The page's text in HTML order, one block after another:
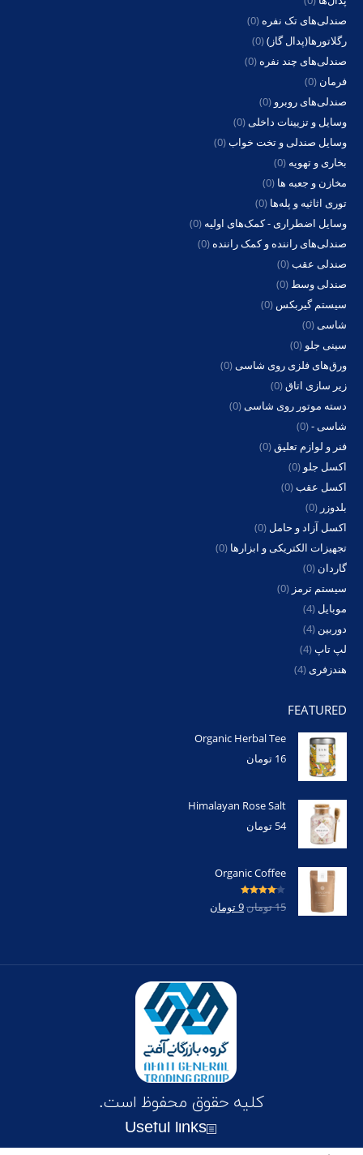
صندلی‌های تک نفره (0)
رگلاتورها(پدال گاز)(0)
صندلی‌های چند نفره (0)
فرمان (0)
صندلی‌های روبرو (0)
وسایل و تزیینات داخلی(0)
وسایل صندلی و تخت خواب(0)
بخاری و تهویه (0)
مخازن و جعبه ها (0)
توری اثاثیه و پله‌ها (0)
وسایل اضطراری - کمک‌های اولیه (0)
صندلی‌های راننده و کمک راننده (0)
صندلی عقب(0)
صندلی وسط (0)
سیستم گیربکس (0)
شاسی(0)
سینی جلو (0)
ورق‌های فلزی روی شاسی(0)
زیر سازی اتاق(0)
دسته موتور روی شاسی(0)
شاسی -(0)
فنر و لوازم تعلیق(0)
اکسل جلو (0)
اکسل عقب(0)
بلدوزر (0)
اکسل آزاد و حامل (0)
تجهیزات الکتریکی و ابزارها (0)
گاردان (0)
سیستم ترمز (0)
موبایل (4)
دوربین (4)
لپ تاپ(4)
هندزفری(4)
FEATURED
Organic Herbal Tee
16 تومان
Himalayan Rose Salt
54 تومان
Organic Coffee
امتیاز4.00
از 5 15تومان9تومان
کلیه حقوق محفوظ است.
Useful links